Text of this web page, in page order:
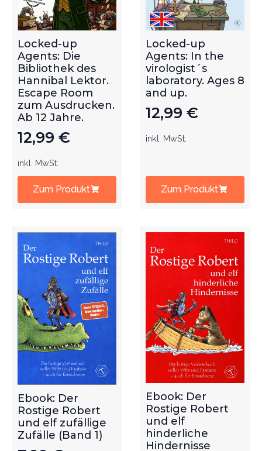
Locked-up
Agents: Die
Bibliothek des
Hannibal Lektor.
Escape Room
zum Ausdrucken.
Ab 12 Jahre.
12,99 €
inkl. MwSt.
Zum Produkt
Locked-up
Agents: In the
virologist´s
laboratory. Ages 8
and up.
12,99 €
inkl. MwSt.
Zum Produkt
Ebook: Der
Rostige Robert
und elf zufällige
Zufälle (Band 1)
Ebook: Der
Rostige Robert
und elf
hinderliche
Hindernisse